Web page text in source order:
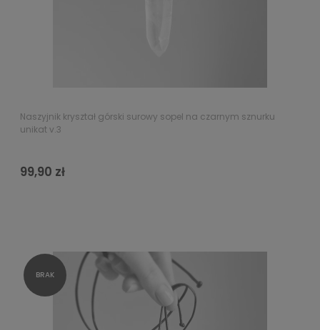
Naszyjnik kryształ górski surowy sopel na czarnym sznurku
unikat v.3
99,90 zł